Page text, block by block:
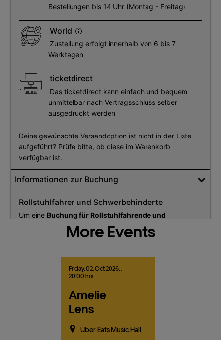
More Events
Friday,02.Oct2026,,
20:00 hrs
Amelie
Lens
Uber Eats Music Hall